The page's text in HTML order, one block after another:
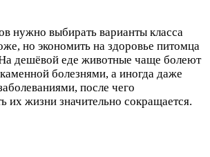
нужно выбирать варианты класса
но экономить на здоровье питомца
дешёвой еде животные чаще болеют
болезнями, а иногда даже
после чего
их жизни значительно сокращается.